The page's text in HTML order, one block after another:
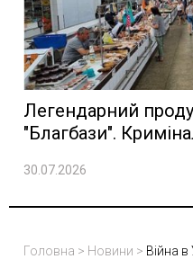
Легендарний
"Благбази".
30.07.2026
Головна > Новини > Війна в